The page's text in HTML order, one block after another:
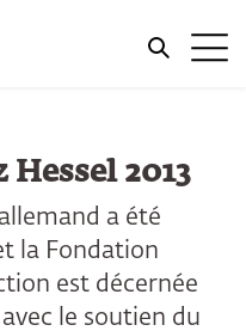
2013
a été
la Fondation
est décernée
le soutien du